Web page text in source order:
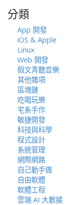
字:
分類
App 開發
iOS & Apple
Linux
Web 開發
假文青聽音樂
其他雜項
區塊鏈
吃喝玩樂
宅系手作
敏捷開發
科技與科學
程式設計
系統管理
網際網路
自己動手做
自由軟體
軟體工程
雲端 AI 大數據